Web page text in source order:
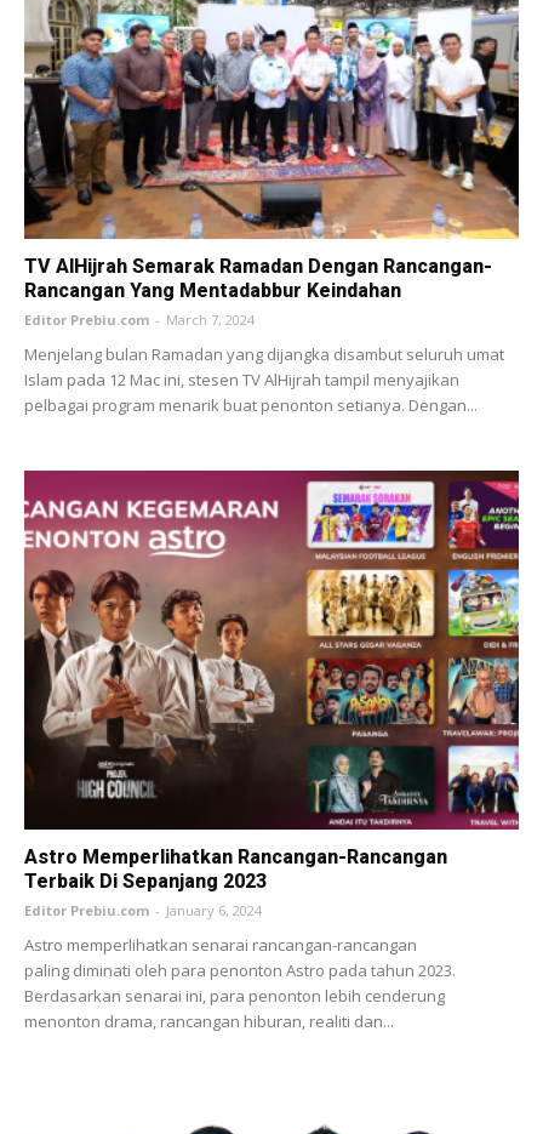
TV AlHijrah Semarak Ramadan Dengan Rancangan-
Rancangan Yang Mentadabbur Keindahan
Editor Prebiu.com - March 7, 2024
Menjelang bulan Ramadan yang dijangka disambut seluruh umat
Islam pada 12 Mac ini, stesen TV AlHijrah tampil menyajikan
pelbagai program menarik buat penonton setianya. Dengan...
Astro Memperlihatkan Rancangan-Rancangan
Terbaik Di Sepanjang 2023
Editor Prebiu.com - January 6, 2024
Astro memperlihatkan senarai rancangan-rancangan
paling diminati oleh para penonton Astro pada tahun 2023.
Berdasarkan senarai ini, para penonton lebih cenderung
menonton drama, rancangan hiburan, realiti dan...